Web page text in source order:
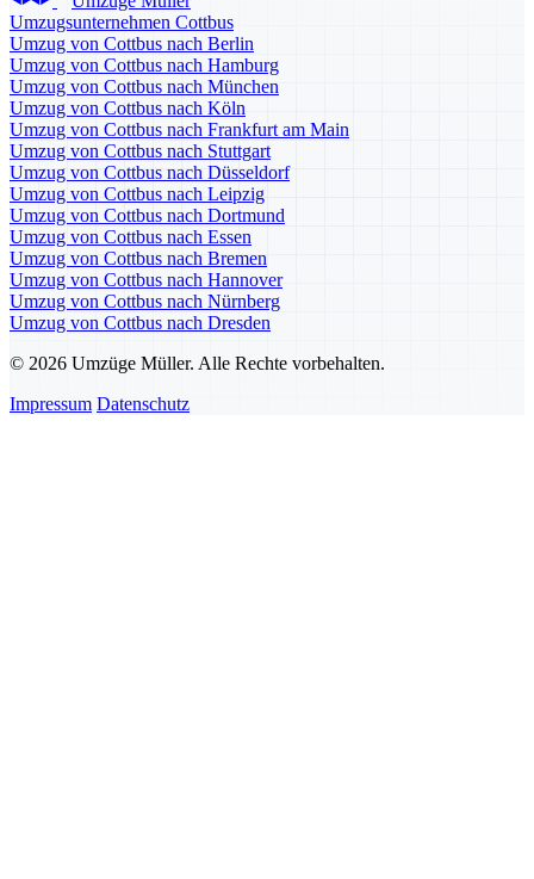
Umzugsunternehmen Cottbus
Umzug von Cottbus nach Berlin
Umzug von Cottbus nach Hamburg
Umzug von Cottbus nach München
Umzug von Cottbus nach Köln
Umzug von Cottbus nach Frankfurt am Main
Umzug von Cottbus nach Stuttgart
Umzug von Cottbus nach Düsseldorf
Umzug von Cottbus nach Leipzig
Umzug von Cottbus nach Dortmund
Umzug von Cottbus nach Essen
Umzug von Cottbus nach Bremen
Umzug von Cottbus nach Hannover
Umzug von Cottbus nach Nürnberg
Umzug von Cottbus nach Dresden
© 2026 Umzüge Müller. Alle Rechte vorbehalten.
Impressum Datenschutz